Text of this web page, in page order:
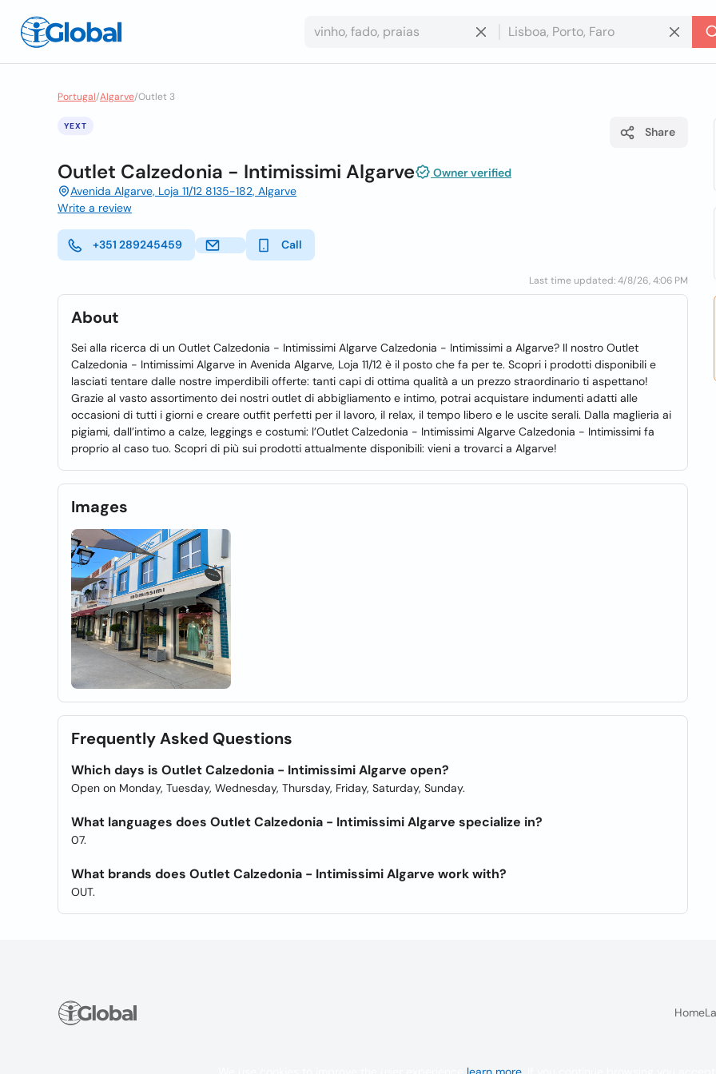
Portugal/Algarve/Outlet 3
YEXT Share
Outlet Calzedonia - Intimissimi Algarve
Owner verified
Avenida Algarve, Loja 11/12 8135-182, Algarve
Write a review
+351 289245459 Call
Last time updated: 4/8/26, 4:06 PM
About
Sei alla ricerca di un Outlet Calzedonia - Intimissimi Algarve Calzedonia - Intimissimi a Algarve? Il nostro Outlet
Calzedonia - Intimissimi Algarve in Avenida Algarve, Loja 11/12 è il posto che fa per te. Scopri i prodotti disponibili e
lasciati tentare dalle nostre imperdibili offerte: tanti capi di ottima qualità a un prezzo straordinario ti aspettano!
Grazie al vasto assortimento dei nostri outlet di abbigliamento e intimo, potrai acquistare indumenti adatti alle
occasioni di tutti i giorni e creare outfit perfetti per il lavoro, il relax, il tempo libero e le uscite serali. Dalla maglieria ai
pigiami, dall’intimo a calze, leggings e costumi: l’Outlet Calzedonia - Intimissimi Algarve Calzedonia - Intimissimi fa
proprio al caso tuo. Scopri di più sui prodotti attualmente disponibili: vieni a trovarci a Algarve!
Images
Frequently Asked Questions
Which days is Outlet Calzedonia - Intimissimi Algarve open?
Open on Monday, Tuesday, Wednesday, Thursday, Friday, Saturday, Sunday.
What languages does Outlet Calzedonia - Intimissimi Algarve specialize in?
07.
What brands does Outlet Calzedonia - Intimissimi Algarve work with?
OUT.
Home